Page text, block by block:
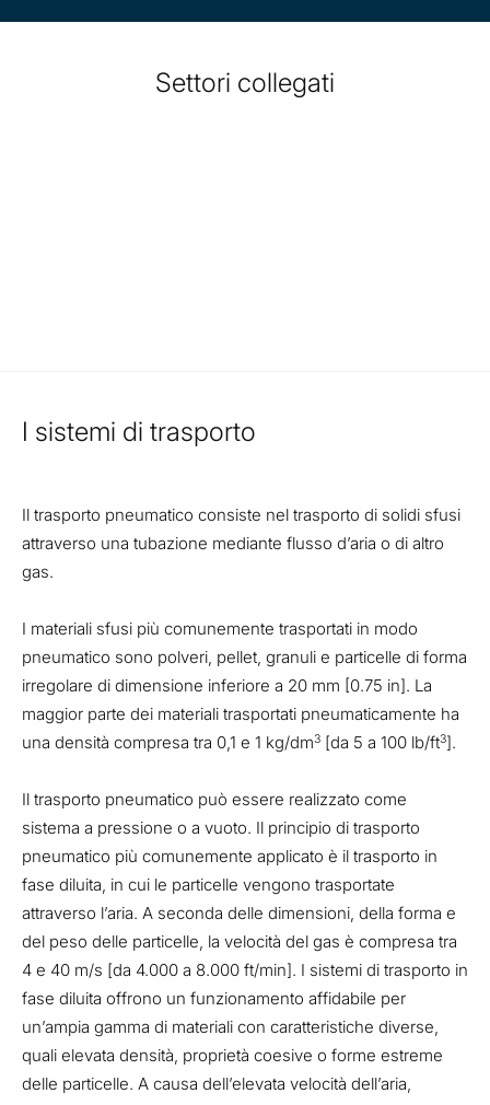
Settori collegati
I sistemi di trasporto
Il trasporto pneumatico consiste nel trasporto di solidi sfusi
attraverso una tubazione mediante flusso d’aria o di altro
gas.
I materiali sfusi più comunemente trasportati in modo
pneumatico sono polveri, pellet, granuli e particelle di forma
irregolare di dimensione inferiore a 20 mm [0.75 in]. La
maggior parte dei materiali trasportati pneumaticamente ha
una densità compresa tra 0,1 e 1 kg/dm3 [da 5 a 100 lb/ft3].
Il trasporto pneumatico può essere realizzato come
sistema a pressione o a vuoto. Il principio di trasporto
pneumatico più comunemente applicato è il trasporto in
fase diluita, in cui le particelle vengono trasportate
attraverso l’aria. A seconda delle dimensioni, della forma e
del peso delle particelle, la velocità del gas è compresa tra
4 e 40 m/s [da 4.000 a 8.000 ft/min]. I sistemi di trasporto in
fase diluita offrono un funzionamento affidabile per
un’ampia gamma di materiali con caratteristiche diverse,
quali elevata densità, proprietà coesive o forme estreme
delle particelle. A causa dell’elevata velocità dell’aria,